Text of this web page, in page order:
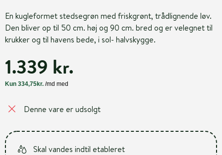
En kugleformet stedsegrøn med friskgrønt, trådlignende løv.
Den bliver op til 50 cm. høj og 90 cm. bred og er velegnet til
krukker og til havens bede, i sol- halvskygge.
1.339 kr.
Denne vare er udsolgt
Skal vandes indtil etableret